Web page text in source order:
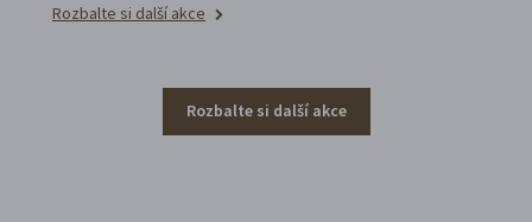
Rozbalte si další akce
Rozbalte si další akce